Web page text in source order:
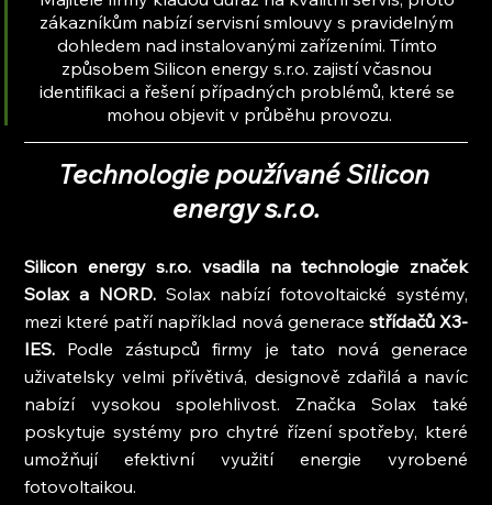
zákazníkům nabízí servisní smlouvy s pravidelným
dohledem nad instalovanými zařízeními. Tímto
způsobem Silicon energy s.r.o. zajistí včasnou
identifikaci a řešení případných problémů, které se
mohou objevit v průběhu provozu.
Technologie používané Silicon
energy s.r.o.
Silicon energy s.r.o. vsadila na technologie značek
Solax a NORD. Solax nabízí fotovoltaické systémy,
mezi které patří například nová generace střídačů X3-
IES. Podle zástupců firmy je tato nová generace
uživatelsky velmi přívětivá, designově zdařilá a navíc
nabízí vysokou spolehlivost. Značka Solax také
poskytuje systémy pro chytré řízení spotřeby, které
umožňují efektivní využití energie vyrobené
fotovoltaikou.